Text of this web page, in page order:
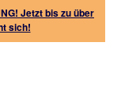
Jetzt bis zu über
sich!